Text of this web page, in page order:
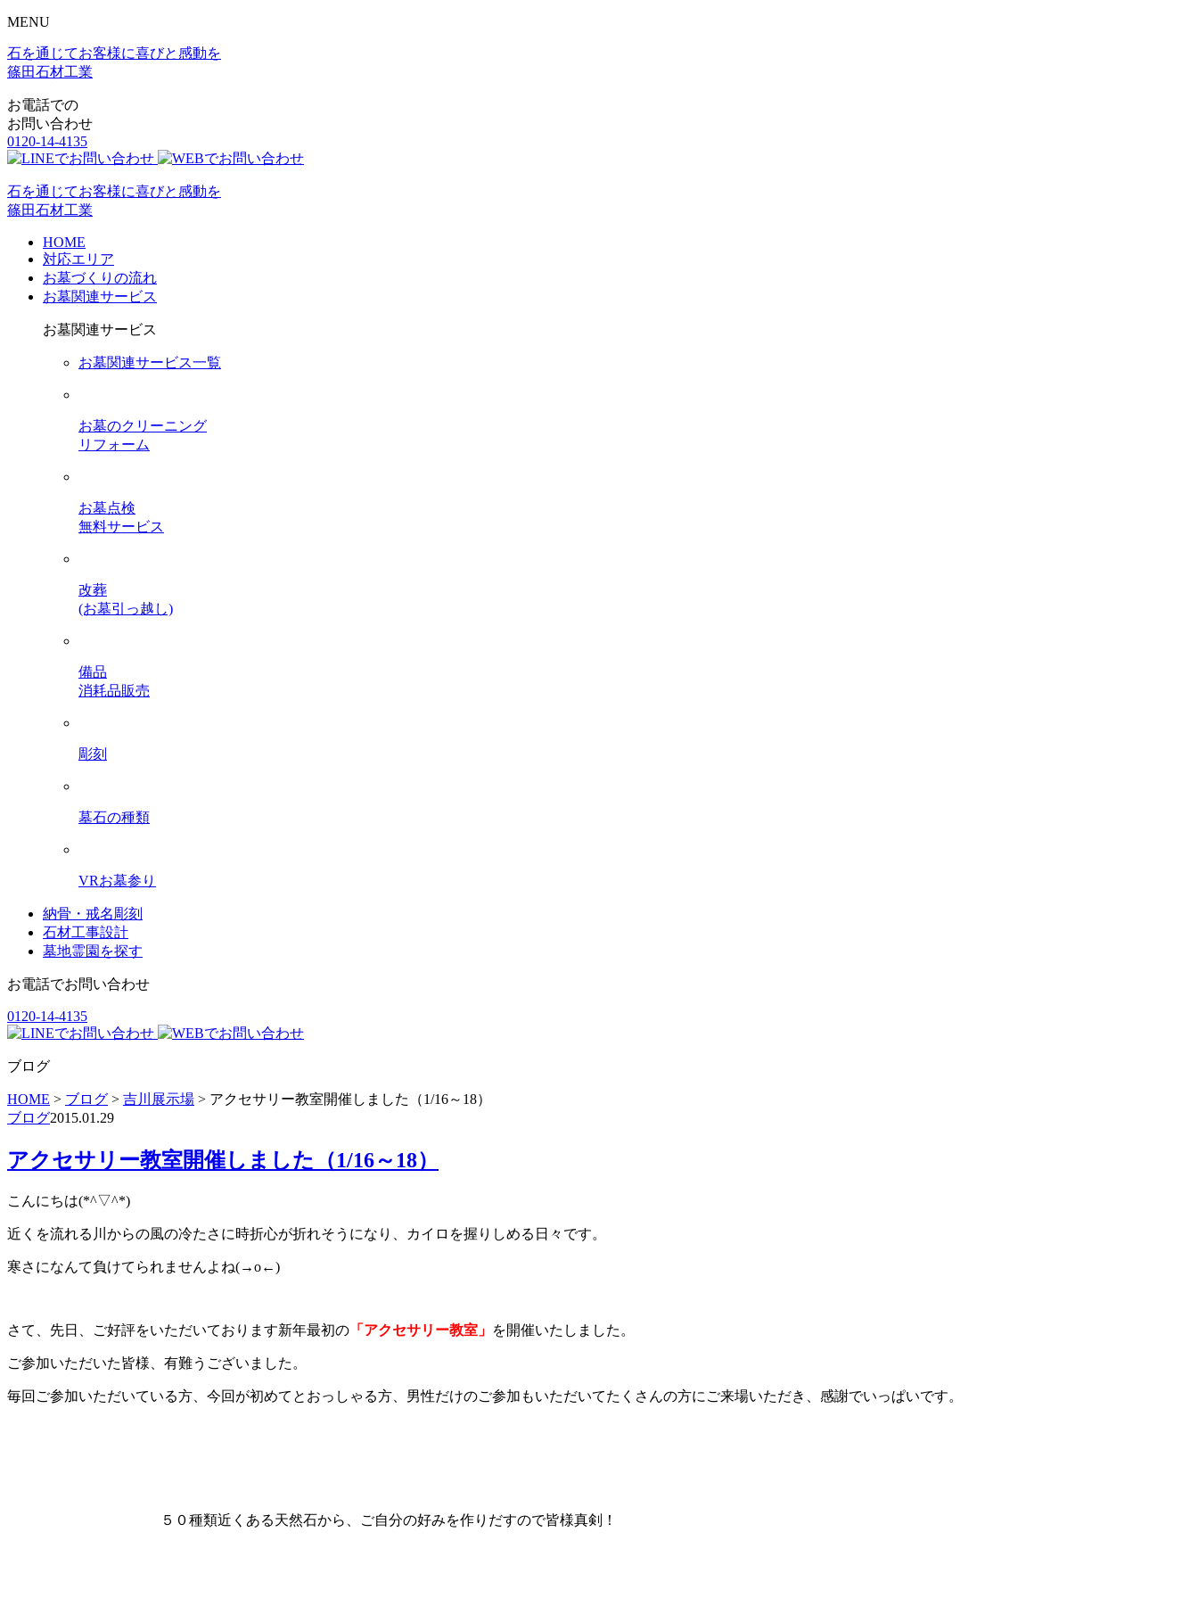
MENU
石を通じてお客様に喜びと感動を
篠田石材工業
お電話での
お問い合わせ
0120-14-4135
石を通じてお客様に喜びと感動を
篠田石材工業
HOME
対応エリア
お墓づくりの流れ
お墓関連サービス
お墓関連サービス
お墓関連サービス一覧
お墓のクリーニング
リフォーム
お墓点検
無料サービス
改葬
(お墓引っ越し)
備品
消耗品販売
彫刻
墓石の種類
VRお墓参り
納骨・戒名彫刻
石材工事設計
墓地霊園を探す
お電話でお問い合わせ
0120-14-4135
ブログ
HOME > ブログ > 吉川展示場 > アクセサリー教室開催しました（1/16～18）
ブログ2015.01.29
アクセサリー教室開催しました（1/16～18）
こんにちは(*^▽^*)
近くを流れる川からの風の冷たさに時折心が折れそうになり、カイロを握りしめる日々です。
寒さになんて負けてられませんよね(→o←)ゞ
さて、先日、ご好評をいただいております新年最初の 「アクセサリー教室」 を開催いたしました。
ご参加いただいた皆様、有難うございました。
毎回ご参加いただいている方、今回が初めてとおっしゃる方、男性だけのご参加もいただいてたくさんの方にご来場いただき、感謝でいっぱいです。
５０種類近くある天然石から、 ご自分の好みを作りだすので皆様真剣！